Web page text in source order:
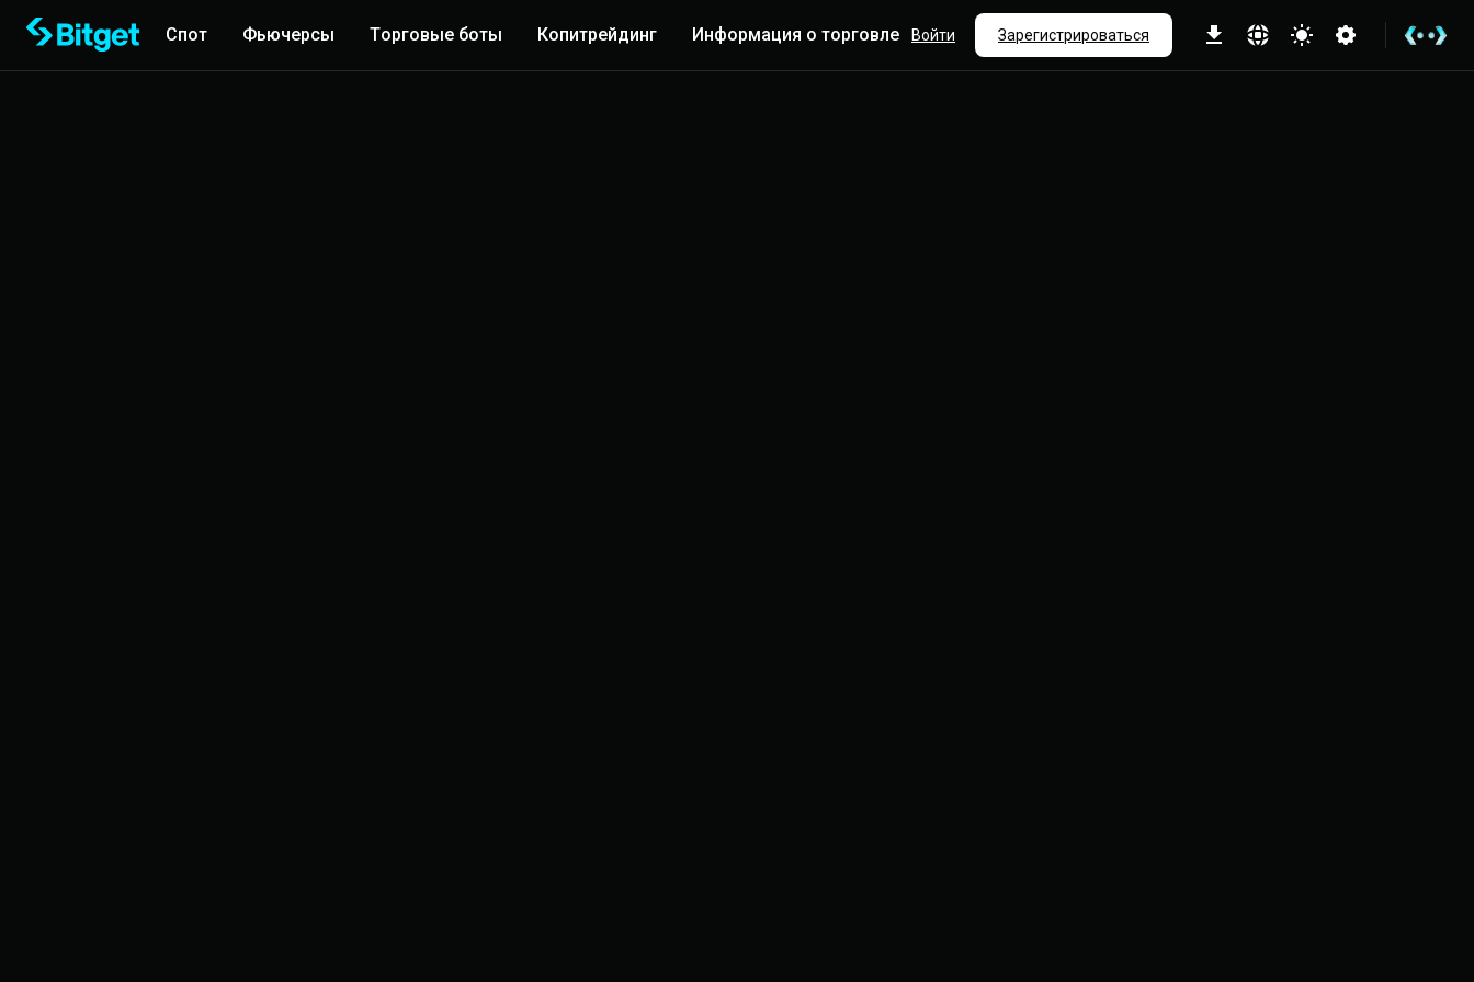
Спот Фьючерсы Торговые боты Копитрейдинг Информация о торговле Больше
Войти Зарегистрироваться